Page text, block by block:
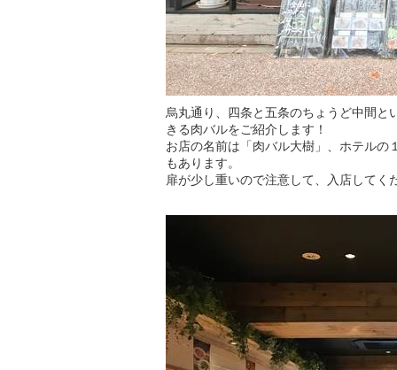
烏丸通り、四条と五条のちょうど中間
きる肉バルをご紹介します！
お店の名前は「肉バル大樹」、ホテル
もあります。
扉が少し重いので注意して、入店してく